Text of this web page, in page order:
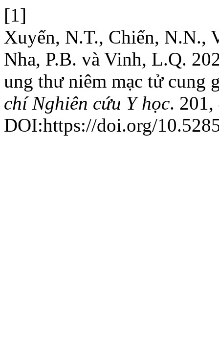
[1]
Xuyến, N.T., Chiến, N.N.,
Nha, P.B. và Vinh, L.Q.
ung thư niêm mạc tử cung
chí Nghiên cứu Y học.
DOI:https://doi.org/